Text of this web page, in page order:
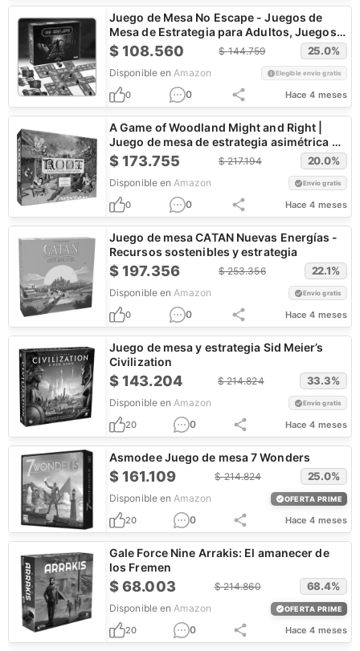
Juego de Mesa No Escape - Juegos de
Mesa de Estrategia para Adultos, Juegos
Familiares
$108.560 $144.759 25.0%
Disponible en Amazon Elegible envío gratis
0 0 Hace 4 meses
A Game of Woodland Might and Right |
Juego de mesa de estrategia asimétrica de
Leder Games
$173.755 $217.194 20.0%
Disponible en Amazon Envío gratis
0 0 Hace 4 meses
Juego de mesa CATAN Nuevas Energías -
Recursos sostenibles y estrategia
$197.356 $253.356 22.1%
Disponible en Amazon Envío gratis
0 0 Hace 4 meses
Juego de mesa y estrategia Sid Meier’s
Civilization
$143.204 $214.824 33.3%
Disponible en Amazon Envío gratis
20 0 Hace 4 meses
Asmodee Juego de mesa 7 Wonders
$161.109 $214.824 25.0%
Disponible en Amazon OFERTA PRIME
20 0 Hace 4 meses
Gale Force Nine Arrakis: El amanecer de
los Fremen
$68.003 $214.860 68.4%
Disponible en Amazon OFERTA PRIME
20 0 Hace 4 meses